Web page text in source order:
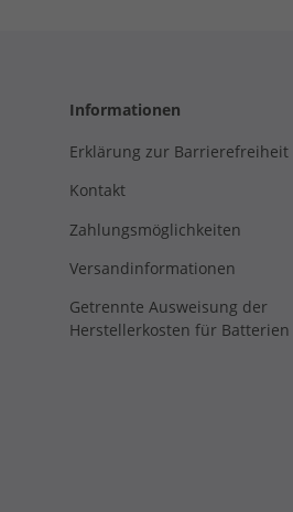
Informationen
Erklärung zur Barrierefreiheit
Kontakt
Zahlungsmöglichkeiten
Versandinformationen
Getrennte Ausweisung der
Herstellerkosten für Batterien